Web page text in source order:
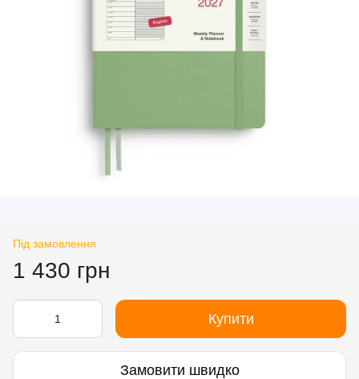
Під замовлення
1 430 грн
Купити
Замовити швидко